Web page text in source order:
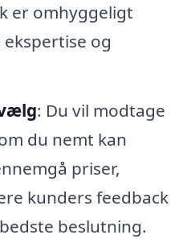
er omhyggeligt
og
: Du vil modtage
du nemt kan
priser,
kunders feedback
beslutning.